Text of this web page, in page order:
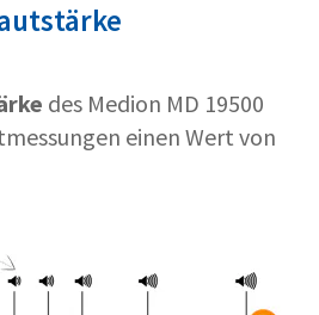
des Medion MD 19500
einen Wert von